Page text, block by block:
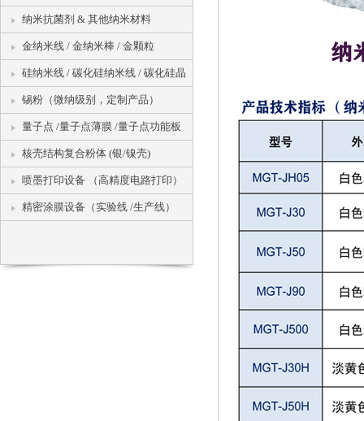
量子点技术浅析：伟大的显示技术革命 (2016-03-21)
量子点凭借其特有的光学性能优势征服了显示圈 (2016-03-
纳米抗菌剂 & 其他纳米材料
金纳米线 / 金纳米棒 / 金颗粒
硅纳米线 / 碳化硅纳米线 / 碳化硅晶
锡粉（微纳级别，定制产品）
量子点 /量子点薄膜 /量子点功能板
核壳结构复合粉体 (银/镍壳)
喷墨打印设备 （高精度电路打印）
精密涂膜设备（实验线 /生产线）